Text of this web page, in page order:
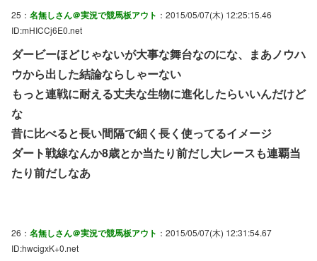
25： 名無しさん＠実況で競馬板アウト ：2015/05/07(木) 12:25:15.46
ID:mHICCj6E0.net
ダービーほどじゃないが大事な舞台なのにな、まあノウハ
ウから出した結論ならしゃーない
もっと連戦に耐える丈夫な生物に進化したらいいんだけど
な
昔に比べると長い間隔で細く長く使ってるイメージ
ダート戦線なんか8歳とか当たり前だし大レースも連覇当
たり前だしなあ
26： 名無しさん＠実況で競馬板アウト ：2015/05/07(木) 12:31:54.67
ID:hwcigxK+0.net